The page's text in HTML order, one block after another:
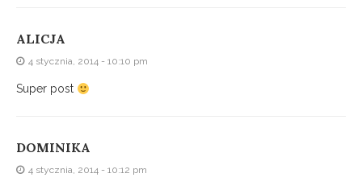
ALICJA
4 stycznia, 2014 - 10:10 pm
Super post
DOMINIKA
4 stycznia, 2014 - 10:12 pm